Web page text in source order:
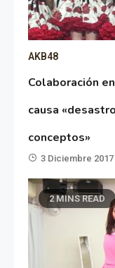
AKB48
Colaboración
causa
conceptos»
3 Diciembre 2017
2 MINS READ